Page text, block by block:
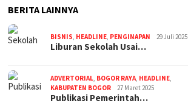
BERITA LAINNYA
BISNIS, HEADLINE, PENGINAPAN 29 Juli 2025
Liburan Sekolah Usai…
ADVERTORIAL, BOGOR RAYA, HEADLINE,
KABUPATEN BOGOR
27 Maret 2025
Publikasi Pemerintah…